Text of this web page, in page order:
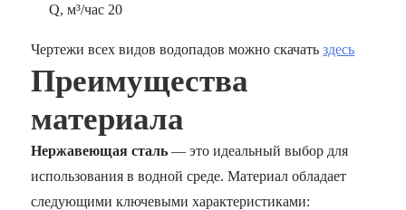
Q, м³/час 20
Чертежи всех видов водопадов можно скачатьздесь
Преимущества
материала
Нержавеющая сталь — это идеальный выбор для
использования в водной среде. Материал обладает
следующими ключевыми характеристиками: